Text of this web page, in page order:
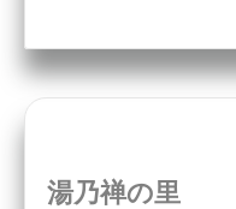
湯乃禅の里